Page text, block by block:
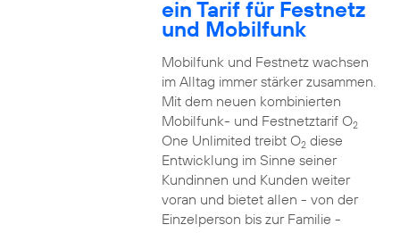
ein Tarif für Festnetz
und Mobilfunk
Mobilfunk und Festnetz wachsen
im Alltag immer stärker zusammen.
Mit dem neuen kombinierten
Mobilfunk- und Festnetztarif O2
One Unlimited treibt O2diese
Entwicklung im Sinne seiner
Kundinnen und Kunden weiter
voran und bietet allen - von der
Einzelperson bis zur Familie -